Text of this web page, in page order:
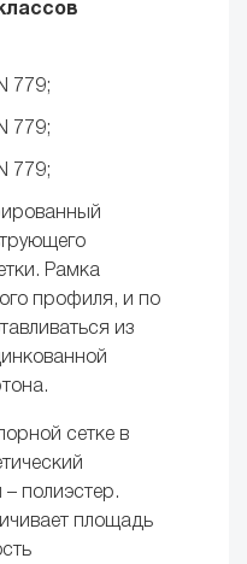
779;
779;
779;
Рамка
профиля, и по
из
сетке в
полиэстер.
площадь